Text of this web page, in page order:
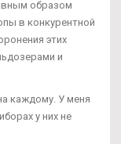
образом
в конкурентной
этих
и
каждому. У меня
у них не